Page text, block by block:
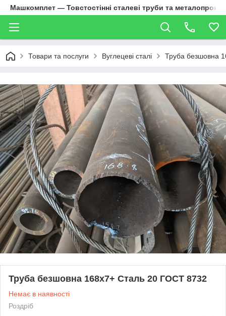
Машкомплет — Товстостінні сталеві труби та металопрокат
Товари та послуги Вуглецеві сталі Труба безшовна
Труба безшовна 168х7+ Сталь 20 ГОСТ 8732
Немає в наявності
Роздріб